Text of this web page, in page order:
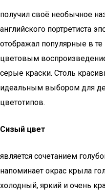
получил своё необычное
английского портретиста
отображал популярные в
цветовым
серые краски. Столь
идеальным выбором для
цветотипов.
Сизый цвет
является сочетанием
напоминает окрас крыла
холодный, яркий и очень